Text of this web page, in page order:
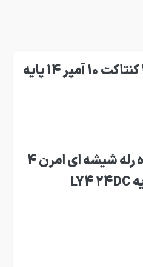
رله شیشه ای امرن 4 کنتاکت 10 آمپر 14 پایه
تحلیل و بررسی کوتاه رله شیشه ای امرن 4